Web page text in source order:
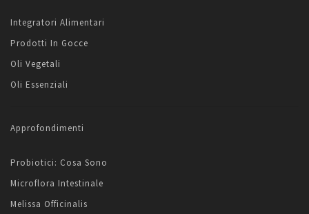
Integratori Alimentari
Prodotti In Gocce
Oli Vegetali
Oli Essenziali
Approfondimenti
Probiotici: Cosa Sono
Microflora Intestinale
Melissa Officinalis